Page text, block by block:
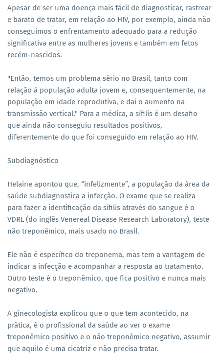
Apesar de ser uma doença mais fácil de diagnosticar, rastrear
e barato de tratar, em relação ao HIV, por exemplo, ainda não
conseguimos o enfrentamento adequado para a redução
significativa entre as mulheres jovens e também em fetos
recém-nascidos.
"Então, temos um problema sério no Brasil, tanto com
relação à população adulta jovem e, consequentemente, na
população em idade reprodutiva, e daí o aumento na
transmissão vertical." Para a médica, a sífilis é um desafio
que ainda não conseguiu resultados positivos,
diferentemente do que foi conseguido em relação ao HIV.
Subdiagnóstico
Helaine apontou que, “infelizmente”, a população da área da
saúde subdiagnostica a infecção. O exame que se realiza
para fazer a identificação da sífilis através do sangue é o
VDRL (do inglês Venereal Disease Research Laboratory), teste
não treponêmico, mais usado no Brasil.
Ele não é específico do treponema, mas tem a vantagem de
indicar a infecção e acompanhar a resposta ao tratamento.
Outro teste é o treponêmico, que fica positivo e nunca mais
negativo.
A ginecologista explicou que o que tem acontecido, na
prática, é o profissional da saúde ao ver o exame
treponêmico positivo e o não treponêmico negativo, assumir
que aquilo é uma cicatriz e não precisa tratar.